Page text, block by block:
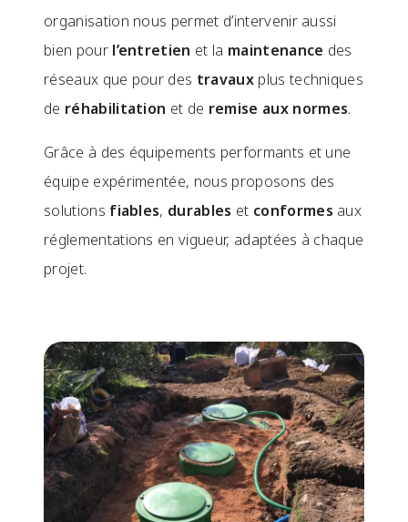
organisation nous permet d’intervenir aussi
bien pour l’entretien et la maintenance des
réseaux que pour des travaux plus techniques
de réhabilitation et de remise aux normes.
Grâce à des équipements performants et une
équipe expérimentée, nous proposons des
solutions fiables, durables et conformes aux
réglementations en vigueur, adaptées à chaque
projet.